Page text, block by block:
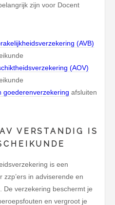
zijn voor Docent
(AVB)
(AOV)
goederenverzekering afsluiten
VERSTANDIG IS
is een
in adviserende en
De verzekering beschermt je
en vergroot je